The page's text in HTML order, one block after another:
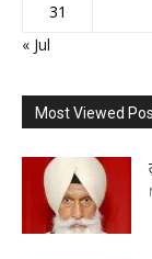
31
« Jul
Most Viewed